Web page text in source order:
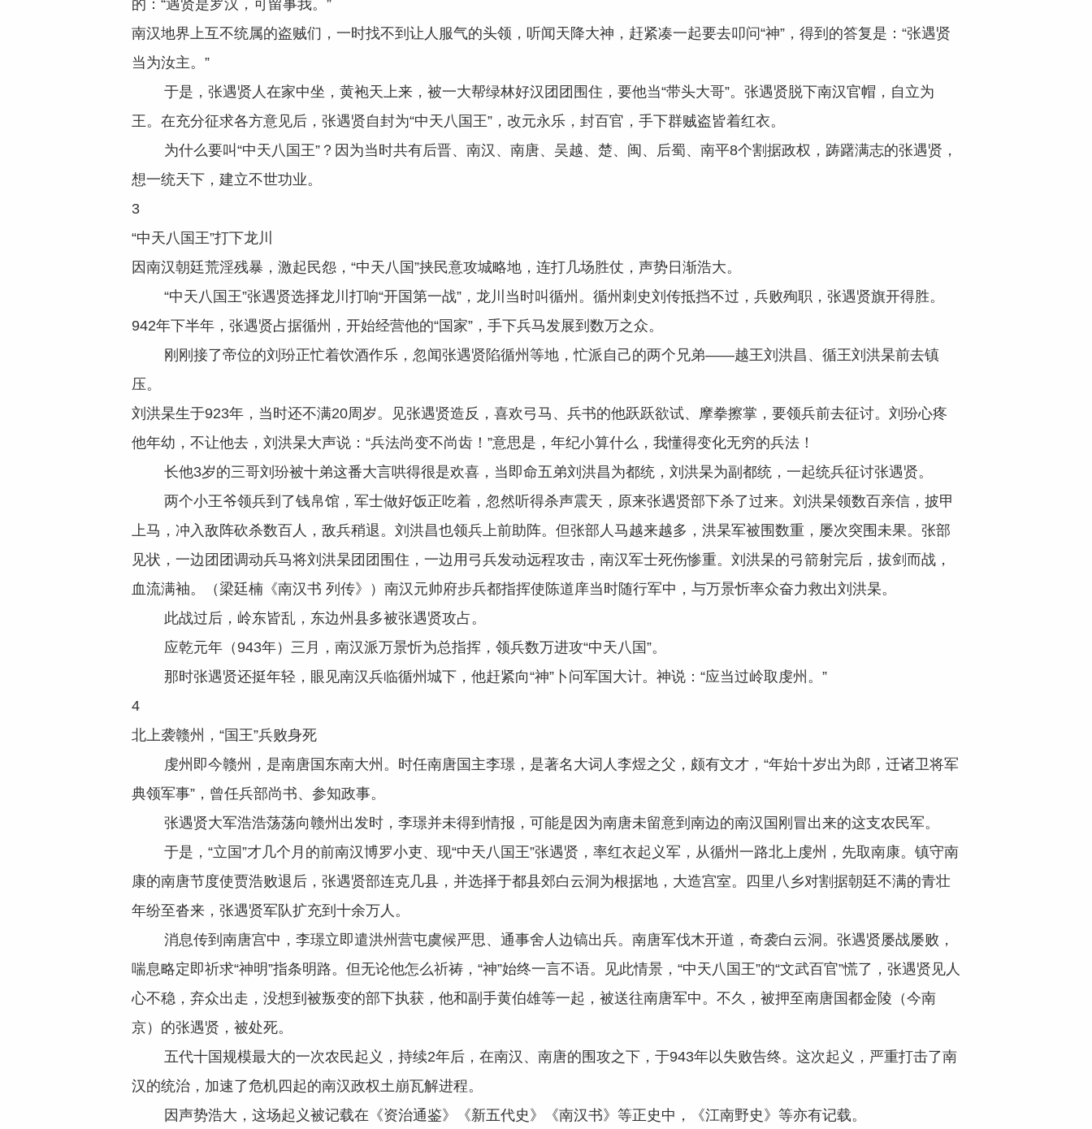
的：“遇贤是罗汉，可留事我。”
南汉地界上互不统属的盗贼们，一时找不到让人服气的头领，听闻天降大神，赶紧凑一起要去叩问“神”，得到的答复是：“张遇贤
当为汝主。”
于是，张遇贤人在家中坐，黄袍天上来，被一大帮绿林好汉团团围住，要他当“带头大哥”。张遇贤脱下南汉官帽，自立为
王。在充分征求各方意见后，张遇贤自封为“中天八国王”，改元永乐，封百官，手下群贼盗皆着红衣。
为什么要叫“中天八国王”？因为当时共有后晋、南汉、南唐、吴越、楚、闽、后蜀、南平8个割据政权，踌躇满志的张遇贤，
想一统天下，建立不世功业。
3
“中天八国王”打下龙川
因南汉朝廷荒淫残暴，激起民怨，“中天八国”挟民意攻城略地，连打几场胜仗，声势日渐浩大。
“中天八国王”张遇贤选择龙川打响“开国第一战”，龙川当时叫循州。循州刺史刘传抵挡不过，兵败殉职，张遇贤旗开得胜。
942年下半年，张遇贤占据循州，开始经营他的“国家”，手下兵马发展到数万之众。
刚刚接了帝位的刘玢正忙着饮酒作乐，忽闻张遇贤陷循州等地，忙派自己的两个兄弟——越王刘洪昌、循王刘洪杲前去镇
压。
刘洪杲生于923年，当时还不满20周岁。见张遇贤造反，喜欢弓马、兵书的他跃跃欲试、摩拳擦掌，要领兵前去征讨。刘玢心疼
他年幼，不让他去，刘洪杲大声说：“兵法尚变不尚齿！”意思是，年纪小算什么，我懂得变化无穷的兵法！
长他3岁的三哥刘玢被十弟这番大言哄得很是欢喜，当即命五弟刘洪昌为都统，刘洪杲为副都统，一起统兵征讨张遇贤。
两个小王爷领兵到了钱帛馆，军士做好饭正吃着，忽然听得杀声震天，原来张遇贤部下杀了过来。刘洪杲领数百亲信，披甲
上马，冲入敌阵砍杀数百人，敌兵稍退。刘洪昌也领兵上前助阵。但张部人马越来越多，洪杲军被围数重，屡次突围未果。张部
见状，一边团团调动兵马将刘洪杲团团围住，一边用弓兵发动远程攻击，南汉军士死伤惨重。刘洪杲的弓箭射完后，拔剑而战，
血流满袖。（梁廷楠《南汉书 列传》）南汉元帅府步兵都指挥使陈道庠当时随行军中，与万景忻率众奋力救出刘洪杲。
此战过后，岭东皆乱，东边州县多被张遇贤攻占。
应乾元年（943年）三月，南汉派万景忻为总指挥，领兵数万进攻“中天八国”。
那时张遇贤还挺年轻，眼见南汉兵临循州城下，他赶紧向“神”卜问军国大计。神说：“应当过岭取虔州。”
4
北上袭赣州，“国王”兵败身死
虔州即今赣州，是南唐国东南大州。时任南唐国主李璟，是著名大词人李煜之父，颇有文才，“年始十岁出为郎，迁诸卫将军
典领军事”，曾任兵部尚书、参知政事。
张遇贤大军浩浩荡荡向赣州出发时，李璟并未得到情报，可能是因为南唐未留意到南边的南汉国刚冒出来的这支农民军。
于是，“立国”才几个月的前南汉博罗小吏、现“中天八国王”张遇贤，率红衣起义军，从循州一路北上虔州，先取南康。镇守南
康的南唐节度使贾浩败退后，张遇贤部连克几县，并选择于都县郊白云洞为根据地，大造宫室。四里八乡对割据朝廷不满的青壮
年纷至沓来，张遇贤军队扩充到十余万人。
消息传到南唐宫中，李璟立即遣洪州营屯虞候严思、通事舍人边镐出兵。南唐军伐木开道，奇袭白云洞。张遇贤屡战屡败，
喘息略定即祈求“神明”指条明路。但无论他怎么祈祷，“神”始终一言不语。见此情景，“中天八国王”的“文武百官”慌了，张遇贤见人
心不稳，弃众出走，没想到被叛变的部下执获，他和副手黄伯雄等一起，被送往南唐军中。不久，被押至南唐国都金陵（今南
京）的张遇贤，被处死。
五代十国规模最大的一次农民起义，持续2年后，在南汉、南唐的围攻之下，于943年以失败告终。这次起义，严重打击了南
汉的统治，加速了危机四起的南汉政权土崩瓦解进程。
因声势浩大，这场起义被记载在《资治通鉴》《新五代史》《南汉书》等正史中，《江南野史》等亦有记载。